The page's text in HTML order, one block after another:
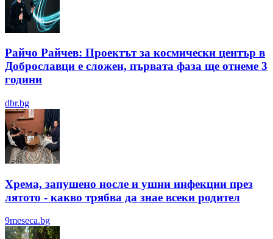
Райчо Райчев: Проектът за космически център в
Доброславци е сложен, първата фаза ще отнеме 3
години
dbr.bg
Хрема, запушено носле и ушни инфекции през
лятотo - какво трябва да знае всеки родител
9meseca.bg